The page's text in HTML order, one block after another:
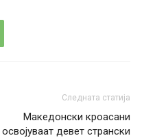
Следната статија
Македонски кроасани
освојуваат девет странски